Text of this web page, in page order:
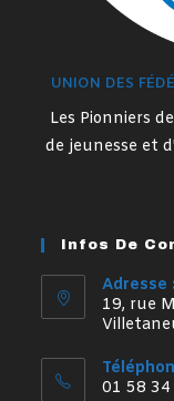
UNION DES
Les Pionniers
de jeunesse et
Infos De
Adresse :
19, rue
01 58